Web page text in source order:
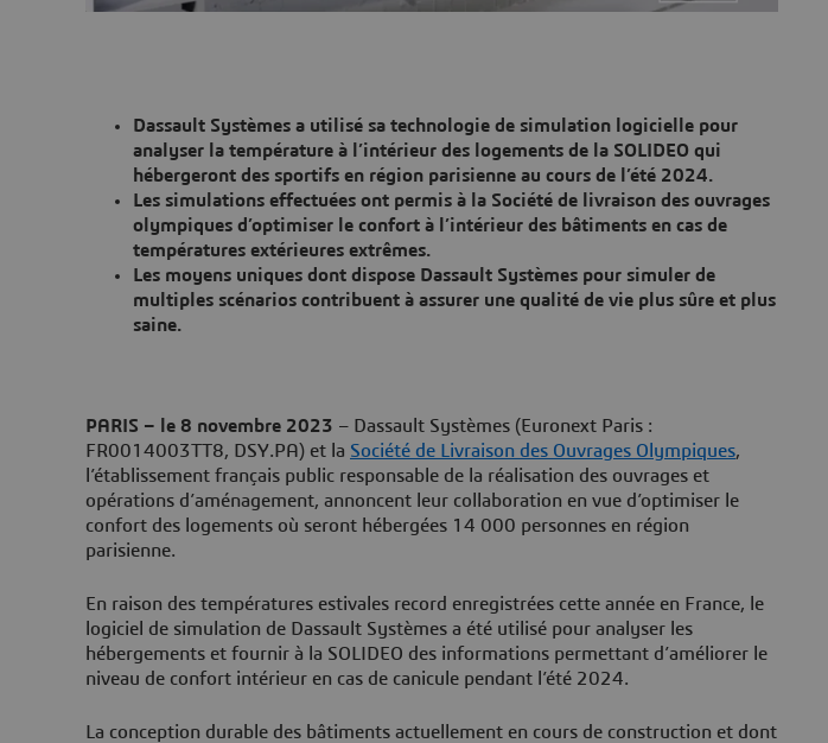
Dassault Systèmes a utilisé sa technologie de simulation logicielle pour
analyser la température à l’intérieur des logements de la SOLIDEO qui
hébergeront des sportifs en région parisienne au cours de l’été 2024.
Les simulations effectuées ont permis à la Société de livraison des ouvrages
olympiques d’optimiser le confort à l’intérieur des bâtiments en cas de
températures extérieures extrêmes.
Les moyens uniques dont dispose Dassault Systèmes pour simuler de
multiples scénarios contribuent à assurer une qualité de vie plus sûre et plus
saine.
PARIS – le 8 novembre 2023 – Dassault Systèmes (Euronext Paris :
FR0014003TT8, DSY.PA) et la Société de Livraison des Ouvrages Olympiques,
l’établissement français public responsable de la réalisation des ouvrages et
opérations d’aménagement, annoncent leur collaboration en vue d’optimiser le
confort des logements où seront hébergées 14 000 personnes en région
parisienne.
En raison des températures estivales record enregistrées cette année en France, le
logiciel de simulation de Dassault Systèmes a été utilisé pour analyser les
hébergements et fournir à la SOLIDEO des informations permettant d’améliorer le
niveau de confort intérieur en cas de canicule pendant l’été 2024.
La conception durable des bâtiments actuellement en cours de construction et dont